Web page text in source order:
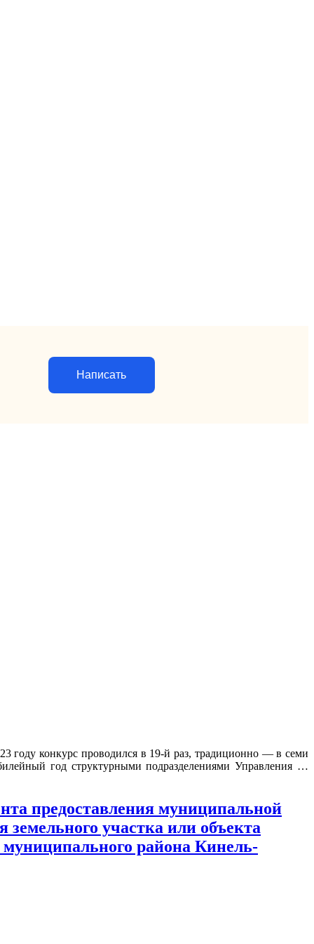
Написать
году конкурс проводился в 19-й раз, традиционно — в семи
год структурными подразделениями Управления …
предоставления муниципальной
участка или объекта
района Кинель-